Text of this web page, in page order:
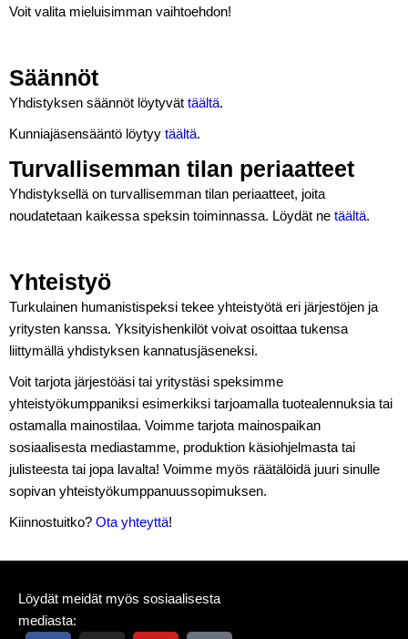
Voit valita mieluisimman vaihtoehdon!
Säännöt
Yhdistyksen säännöt löytyvät täältä.
Kunniajäsensääntö löytyy täältä.
Turvallisemman tilan periaatteet
Yhdistyksellä on turvallisemman tilan periaatteet, joita
noudatetaan kaikessa speksin toiminnassa. Löydät ne täältä.
Yhteistyö
Turkulainen humanistispeksi tekee yhteistyötä eri järjestöjen ja
yritysten kanssa. Yksityishenkilöt voivat osoittaa tukensa
liittymällä yhdistyksen kannatusjäseneksi.
Voit tarjota järjestöäsi tai yritystäsi speksimme
yhteistyökumppaniksi esimerkiksi tarjoamalla tuotealennuksia tai
ostamalla mainostilaa. Voimme tarjota mainospaikan
sosiaalisesta mediastamme, produktion käsiohjelmasta tai
julisteesta tai jopa lavalta! Voimme myös räätälöidä juuri sinulle
sopivan yhteistyökumppanuussopimuksen.
Kiinnostuitko? Ota yhteyttä!
Löydät meidät myös sosiaalisesta
mediasta: